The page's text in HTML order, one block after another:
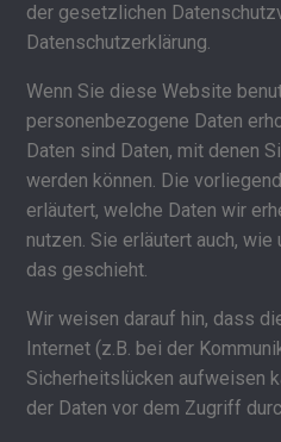
der gesetzlichen
Datenschutzerklärung.
Wenn Sie diese Website
personenbezogene Daten
Daten sind Daten, mit denen
werden können. Die
erläutert, welche Daten wir
nutzen. Sie erläutert auch,
das geschieht.
Wir weisen darauf hin, dass
Internet (z.B. bei der
Sicherheitslücken aufweisen
der Daten vor dem Zugriff